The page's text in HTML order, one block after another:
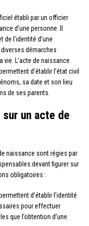
établi par un officier
d’une personne. Il
l’identité d’une
démarches
L’acte de naissance
d’établir l’état civil
sa date et son lieu
de ses parents.
un acte de
naissance sont régies par
devant figurer sur
obligatoires :
d’établir l’identité
pour effectuer
que l’obtention d’une